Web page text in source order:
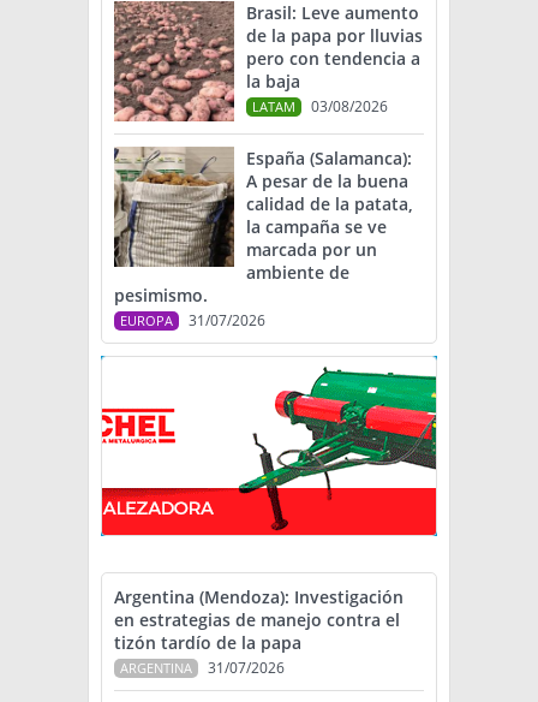
Brasil: Leve aumento
de la papa por lluvias
pero con tendencia a
la baja
LATAM 03/08/2026
España (Salamanca):
A pesar de la buena
calidad de la patata,
la campaña se ve
marcada por un
ambiente de
pesimismo.
EUROPA 31/07/2026
Argentina (Mendoza): Investigación
en estrategias de manejo contra el
tizón tardío de la papa
ARGENTINA 31/07/2026